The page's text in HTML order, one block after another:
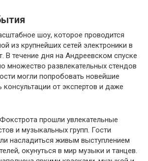
шоу, которое проводится
из крупнейших сетей электроники в
В течение дня на Андреевском спуске
множество развлекательных стендов
могли попробовать новейшие
консультации от экспертов и даже
прошли увлекательные
и музыкальных групп. Гости
насладиться живым выступлением
окунуться в мир музыки и танцев.